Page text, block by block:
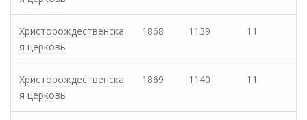
Христорождественска
я церковь
1868 1139 11
Христорождественска
я церковь
1869 1140 11